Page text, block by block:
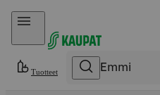
Hyppää sisältöön
Tuotteet